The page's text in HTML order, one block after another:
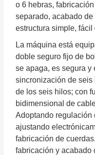
o 6 hebras,
separado, acabado
estructura simple, fácil
La máquina está
doble seguro fijo de
se apaga, es segura y
sincronización de seis
de los seis hilos; con
bidimensional de
Adoptando regulación
ajustando
fabricación de
fabricación y acabado